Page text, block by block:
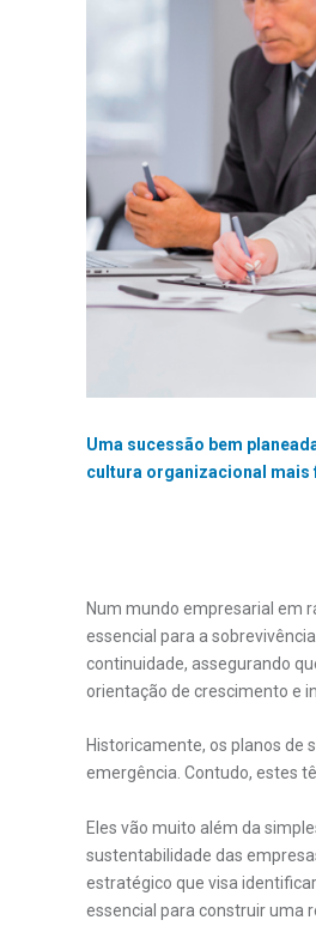
Uma sucessão bem
cultura organizacional mais
Num mundo empresarial em
essencial para a
continuidade, assegurando
orientação de crescimento e
Historicamente, os planos de
emergência. Contudo, estes
Eles vão muito além da
sustentabilidade das
estratégico que visa
essencial para construir uma